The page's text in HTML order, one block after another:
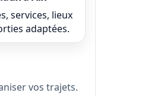
services, lieux
adaptées.
vos trajets.